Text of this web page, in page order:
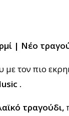
| Νέο
με τον πιο
.
τραγούδι,